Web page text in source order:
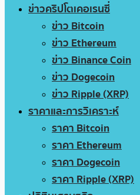
ข่าวคริปโตเคอเรนซี่
ข่าว Bitcoin
ข่าว Ethereum
ข่าว Binance Coin
ข่าว Dogecoin
ข่าว Ripple (XRP)
ราคาและการวิเคราะห์
ราคา Bitcoin
ราคา Ethereum
ราคา Dogecoin
ราคา Ripple (XRP)